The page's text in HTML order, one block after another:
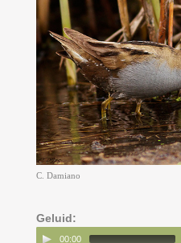
C. Damiano
Geluid:
00:00